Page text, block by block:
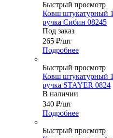
Быстрый просмотр
Ковш штукатурный
ручка Сибин 08245
Под заказ
265 ₽/шт
Подробнее
Быстрый просмотр
Ковш штукатурный
ручка STAYER 0824
В наличии
340 ₽/шт
Подробнее
Быстрый просмотр